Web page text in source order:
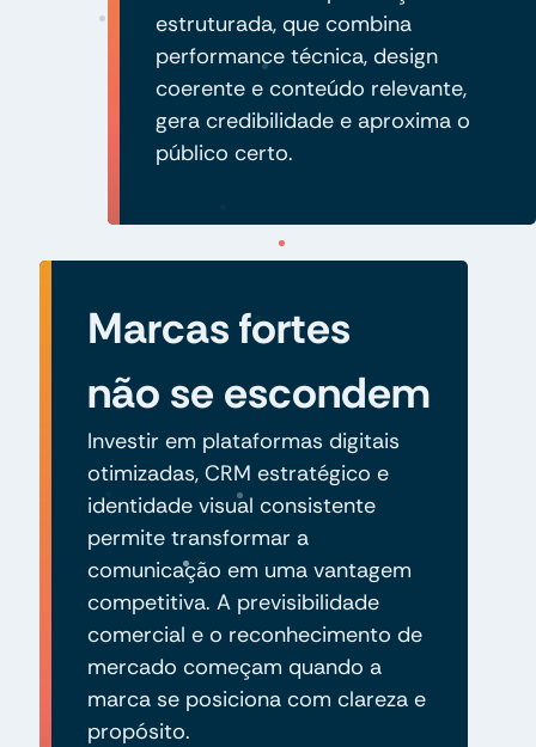
estruturada, que combina
performance técnica, design
coerente e conteúdo relevante,
gera credibilidade e aproxima o
público certo.
Marcas fortes
não se escondem
Investir em plataformas digitais
otimizadas, CRM estratégico e
identidade visual consistente
permite transformar a
comunicação em uma vantagem
competitiva. A previsibilidade
comercial e o reconhecimento de
mercado começam quando a
marca se posiciona com clareza e
propósito.